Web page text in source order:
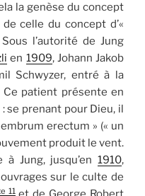
la genèse du concept
celle du concept d’«
l’autorité de Jung
en 1909, Johann Jakob
Schwyzer, entré à la
Ce patient présente en
se prenant pour Dieu, il
erectum » (« un
produit le vent.
Jung, jusqu’en 1910,
sur le culte de
11